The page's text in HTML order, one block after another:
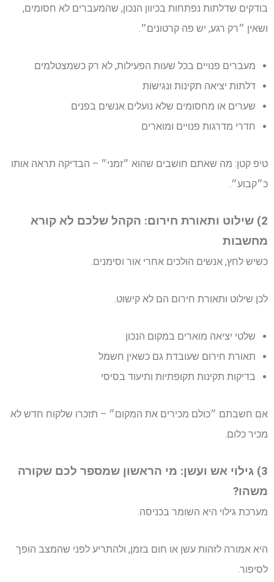
בודקים שדלתות נפתחות בכיוון הנכון, שהמעברים לא חסומים,
ושאין ״רק רגע, יש פה קרטונים״.
מעברים פנויים בכל שעות הפעילות, לא רק כשמצטלמים
דלתות יציאה תקינות ונגישות
שערים או מחסומים שלא נועלים אנשים בפנים
חדרי מדרגות פנויים ומוארים
טיפ קטן: מה שאתם חושבים שהוא ״זמני״ – הבדיקה תראה אותו
כ״קבוע״.
2) שילוט ותאורת חירום: הקהל שלכם לא קורא
מחשבות
כשיש לחץ, אנשים הולכים אחרי אור וסימנים.
לכן שילוט ותאורת חירום הם לא קישוט.
שלטי יציאה מוארים במקום הנכון
תאורת חירום שעובדת גם כשאין חשמל
בדיקות תקינות תקופתיות ותיעוד בסיסי
אם חשבתם ״כולם מכירים את המקום״ – תזכרו שלקוח חדש לא
מכיר כלום.
3) גילוי אש ועשן: מי הראשון שמספר לכם שקורה
משהו?
מערכת גילוי היא השומר בכניסה.
היא אמורה לזהות עשן או חום בזמן, ולהתריע לפני שהמצב הופך
לסיפור.